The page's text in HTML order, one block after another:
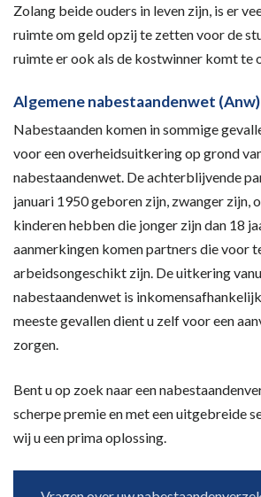
Zolang beide ouders in leven zijn, is er
ruimte om geld opzij te zetten voor de
ruimte er ook als de kostwinner komt te
Algemene nabestaandenwet (Anw)
Nabestaanden komen in sommige
voor een overheidsuitkering op grond
nabestaandenwet. De achterblijvende
januari 1950 geboren zijn, zwanger zijn,
kinderen hebben die jonger zijn dan 18
aanmerkingen komen partners die voor
arbeidsongeschikt zijn. De uitkering
nabestaandenwet is
meeste gevallen dient u zelf voor een
zorgen.
Bent u op zoek naar een
scherpe premie en met een uitgebreide
wij u een prima oplossing.